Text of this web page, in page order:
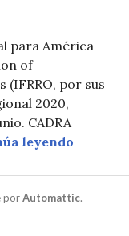
para América
of
por sus
2020,
CADRA
leyendo
porAutomattic.